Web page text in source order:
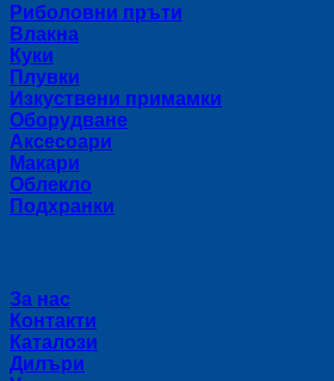
Риболовни пръти
Влакна
Куки
Плувки
Изкуствени примамки
Оборудване
Аксесоари
Макари
Облекло
Подхранки
За нас
Контакти
Каталози
Дилъри